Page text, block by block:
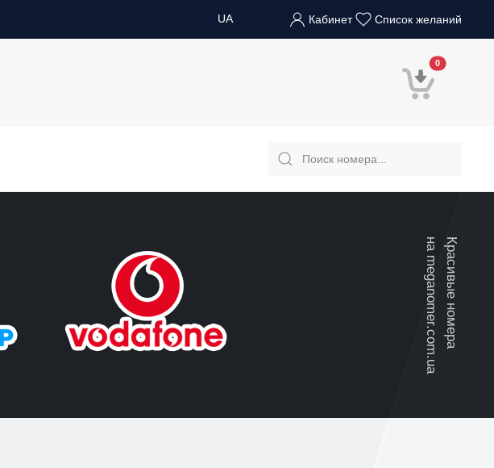
UA Кабинет Список желаний
0В корзину
на meganomer.com.uaКрасивые номера